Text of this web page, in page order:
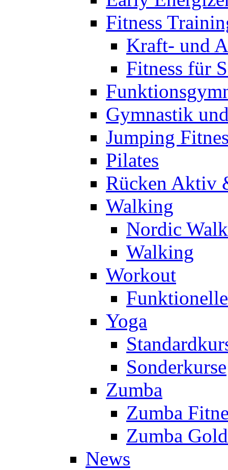
Fitness
Kraft- und
Fitness für
Gymnastik
Jumping
Pilates
Rücken Aktiv
Walking
Nordic
Walking
Workout
Yoga
Sonderkurse
Zumba
Zumba
Zumba Gold
News